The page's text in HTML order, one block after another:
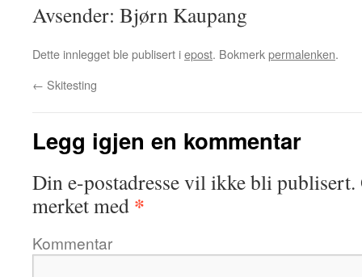
Avsender: Bjørn Kaupang
Dette innlegget ble publisert iepost. Bokmerkpermalenken.
← Skitesting
Legg igjen en kommentar
Din e-postadresse vil ikke bli publisert.
merket med *
Kommentar